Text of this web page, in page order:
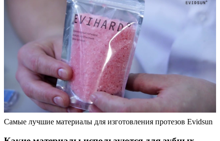
Самые лучшие материалы для изготовления протезов Evidsun